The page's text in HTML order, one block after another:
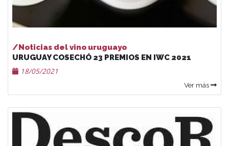
/Noticias del vino uruguayo
URUGUAY COSECHÓ 23 PREMIOS EN IWC 2021
18/05/2021
Ver más